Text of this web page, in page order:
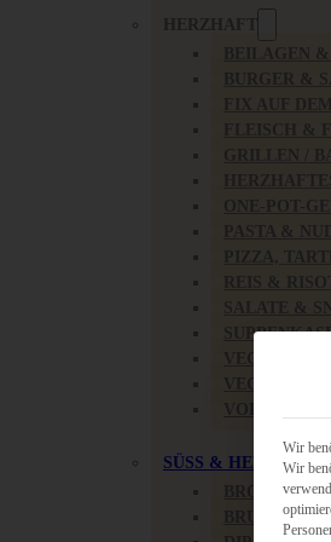
HERZHAFT
SALATE &
SÜSS & HERZHAFT
BRUNCH &
Wir
Wir